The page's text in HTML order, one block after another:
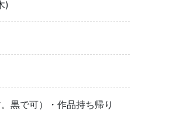
)
黒で可）・作品持ち帰り